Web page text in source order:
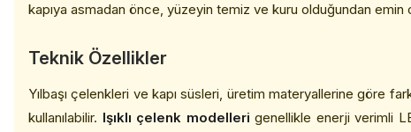
kapıya asmadan önce, yüzeyin temiz ve kuru olduğundan emin
Teknik Özellikler
Yılbaşı çelenkleri ve kapı süsleri, üretim materyallerine göre
kullanılabilir. Işıklı çelenk modelleri genellikle enerji verimli